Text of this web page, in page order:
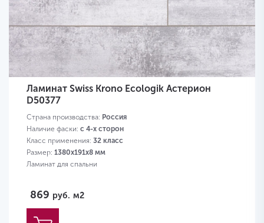
Ламинат Swiss Krono Ecologik Астерион
D50377
Страна производства: Россия
Наличие фаски: с 4-х сторон
Класс применения: 32 класс
Размер: 1380х191х8 мм
Ламинат для спальни
869 руб. м2